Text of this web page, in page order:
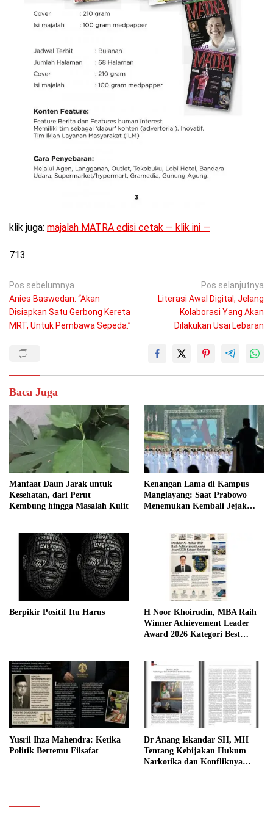
klik juga: majalah MATRA edisi cetak — klik ini —
713
Navigasi
pos
Pos sebelumnya
Anies Baswedan: “Akan
Disiapkan Satu Gerbong Kereta
MRT, Untuk Pembawa Sepeda.”
Pos selanjutnya
Literasi Awal Digital, Jelang
Kolaborasi Yang Akan
Dilakukan Usai Lebaran
Baca Juga
Manfaat Daun Jarak untuk
Kesehatan, dari Perut
Kembung hingga Masalah Kulit
Kenangan Lama di Kampus
Manglayang: Saat Prabowo
Menemukan Kembali Jejak
Berpikir Positif Itu Harus
H Noor Khoirudin, MBA Raih
Winner Achievement Leader
Award 2026 Kategori Best
Sekolah Islam Al-Azhar BSD
Yusril Ihza Mahendra: Ketika
Politik Bertemu Filsafat
Dr Anang Iskandar SH, MH
Tentang Kebijakan Hukum
Narkotika dan Konfliknya